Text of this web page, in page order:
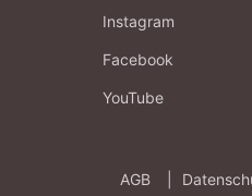
Instagram
Facebook
YouTube
AGB